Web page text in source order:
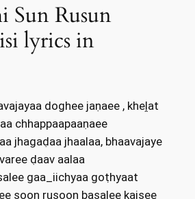
Sun Rusun
lyrics in
doghee jaṇaee , kheḽat
chhappaapaaṇaee
jhagaḍaa jhaalaa, bhaavajaye
varee ḍaav aalaa
gaa_iichyaa goṭhyaat
soon rusoon basalee kaisee